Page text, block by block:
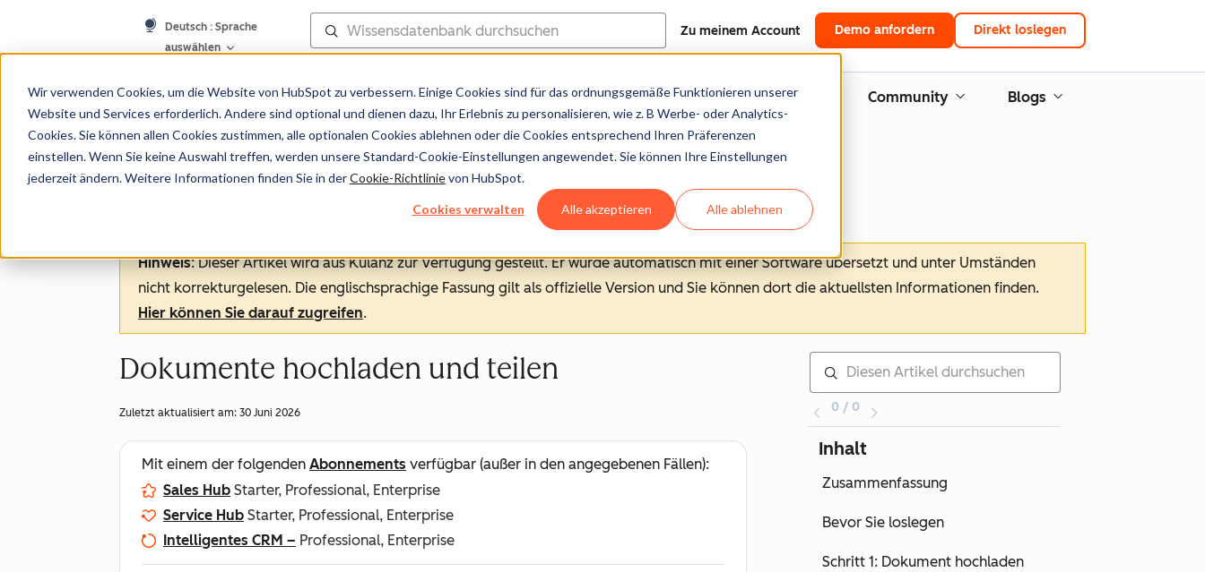
Wir verwenden Cookies, um die Website von HubSpot zu verbessern. Einige Cookies sind für das ordnungsgemäße Funktionieren unserer
Website und Services erforderlich. Andere sind optional und dienen dazu, Ihr Erlebnis zu personalisieren, wie z. B Werbe- oder Analytics-
Cookies. Sie können allen Cookies zustimmen, alle optionalen Cookies ablehnen oder die Cookies entsprechend Ihren Präferenzen
einstellen. Wenn Sie keine Auswahl treffen, werden unsere Standard-Cookie-Einstellungen angewendet. Sie können Ihre Einstellungen
jederzeit ändern. Weitere Informationen finden Sie in derCookie-Richtlinievon HubSpot.
Cookies verwalten Alle akzeptieren Alle ablehnen
Deutsch : Sprache
auswählen
Zu meinem Account Demo anfordern Direkt loslegen
Wissensdatenbank Hilfe-Center Dokumentation Training Community Blogs
Hinweis: Dieser Artikel wird aus Kulanz zur Verfügung gestellt.Er wurde automatisch mit einer Software übersetzt und unter Umständen
nicht korrekturgelesen. Die englischsprachige Fassung gilt als offizielle Version und Sie können dort die aktuellsten Informationen finden.
Hier können Sie darauf zugreifen.
Dokumente hochladen und teilen
Zuletzt aktualisiert am: 30 Juni 2026
Mit einem der folgenden Abonnements verfügbar (außer in den angegebenen Fällen):
Sales Hub Starter, Professional, Enterprise
Service Hub Starter, Professional, Enterprise
Intelligentes CRM – Professional, Enterprise
0 / 0
Inhalt
Zusammenfassung
Bevor Sie loslegen
Schritt 1: Dokument hochladen